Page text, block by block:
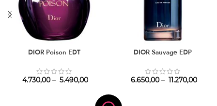
DIOR Poison EDT
4.730,00 – 5.490,00
DIOR Sauvage EDP
6.650,00 – 11.270,00